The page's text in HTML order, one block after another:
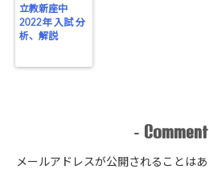
立教新座中
2022年 入試 分
析、解説
-
メールアドレスが公開されることはあ